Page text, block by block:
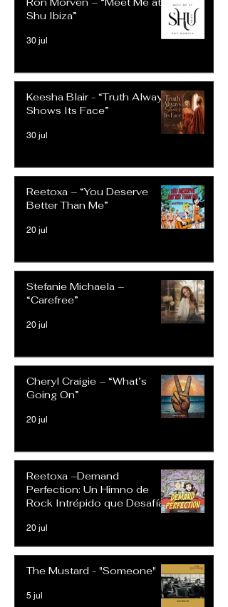
Shu Ibiza”
30 jul
Keesha Blair - “Truth Always
Shows Its Face”
30 jul
Reetoxa – “You Deserve
Better Than Me”
20 jul
Stefanie Michaela –
“Carefree”
20 jul
Cheryl Craigie – “What’s
Going On”
20 jul
Reetoxa –Demand
Perfection: Un Himno de
Rock Intrépido que Desafía
20 jul
The Mustard - "Someone"
5 jul